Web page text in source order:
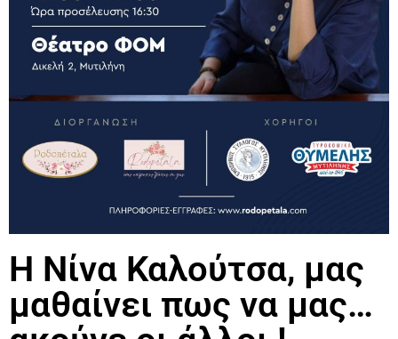
Η Νίνα Καλούτσα, μας
μαθαίνει πως να μας…